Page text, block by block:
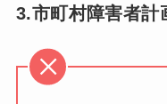
3.市町村障害者計